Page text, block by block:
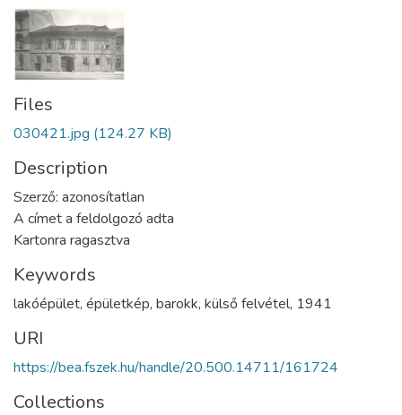
About us
Files
030421.jpg (124.27 KB)
Description
Szerző: azonosítatlan
A címet a feldolgozó adta
Kartonra ragasztva
Keywords
lakóépület, épületkép, barokk, külső felvétel, 1941
URI
https://bea.fszek.hu/handle/20.500.14711/161724
Collections